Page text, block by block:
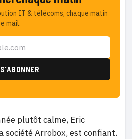
IT & télécoms, chaque matin
mail.
plutôt calme, Eric
société Arrobox, est confiant.